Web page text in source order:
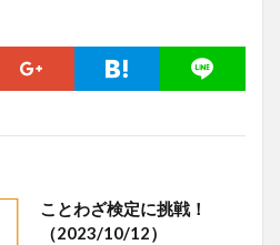
ことわざ検定に挑戦！
（2023/10/12）